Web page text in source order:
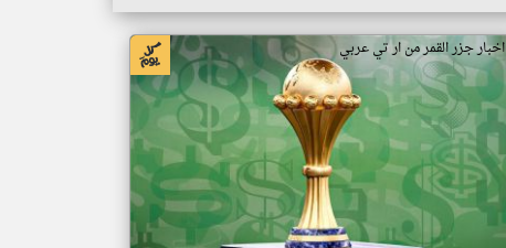
اخبار جزر القمر من ار تي عربي